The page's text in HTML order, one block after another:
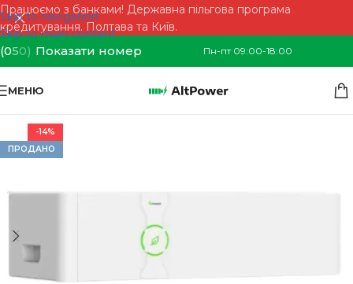
Skip to navigation
Skip to main content
Працюємо з банками! Державна пільгова програма
кредитування. Полтава та Київ.
(050) Показати номер Пн-пт 09:00-18:00
МЕНЮ
-14%
ПРОДАНО